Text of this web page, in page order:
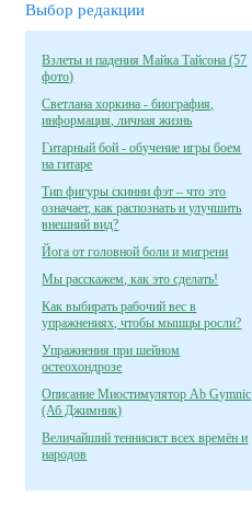
Выбор редакции
Взлеты и падения Майка Тайсона (57
фото)
Светлана хоркина - биография,
информация, личная жизнь
Гитарный бой - обучение игры боем
на гитаре
Тип фигуры скинни фэт – что это
означает, как распознать и улучшить
внешний вид?
Йога от головной боли и мигрени
Мы расскажем, как это сделать!
Как выбирать рабочий вес в
упражнениях, чтобы мышцы росли?
Упражнения при шейном
остеохондрозе
Описание Миостимулятор Ab Gymnic
(Аб Джимник)
Величайший теннисист всех времён и
народов